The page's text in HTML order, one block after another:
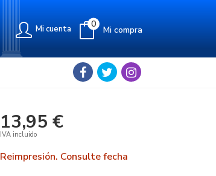
Mi cuenta Mi compra
0
13,95 €
IVA incluido
Reimpresión. Consulte fecha